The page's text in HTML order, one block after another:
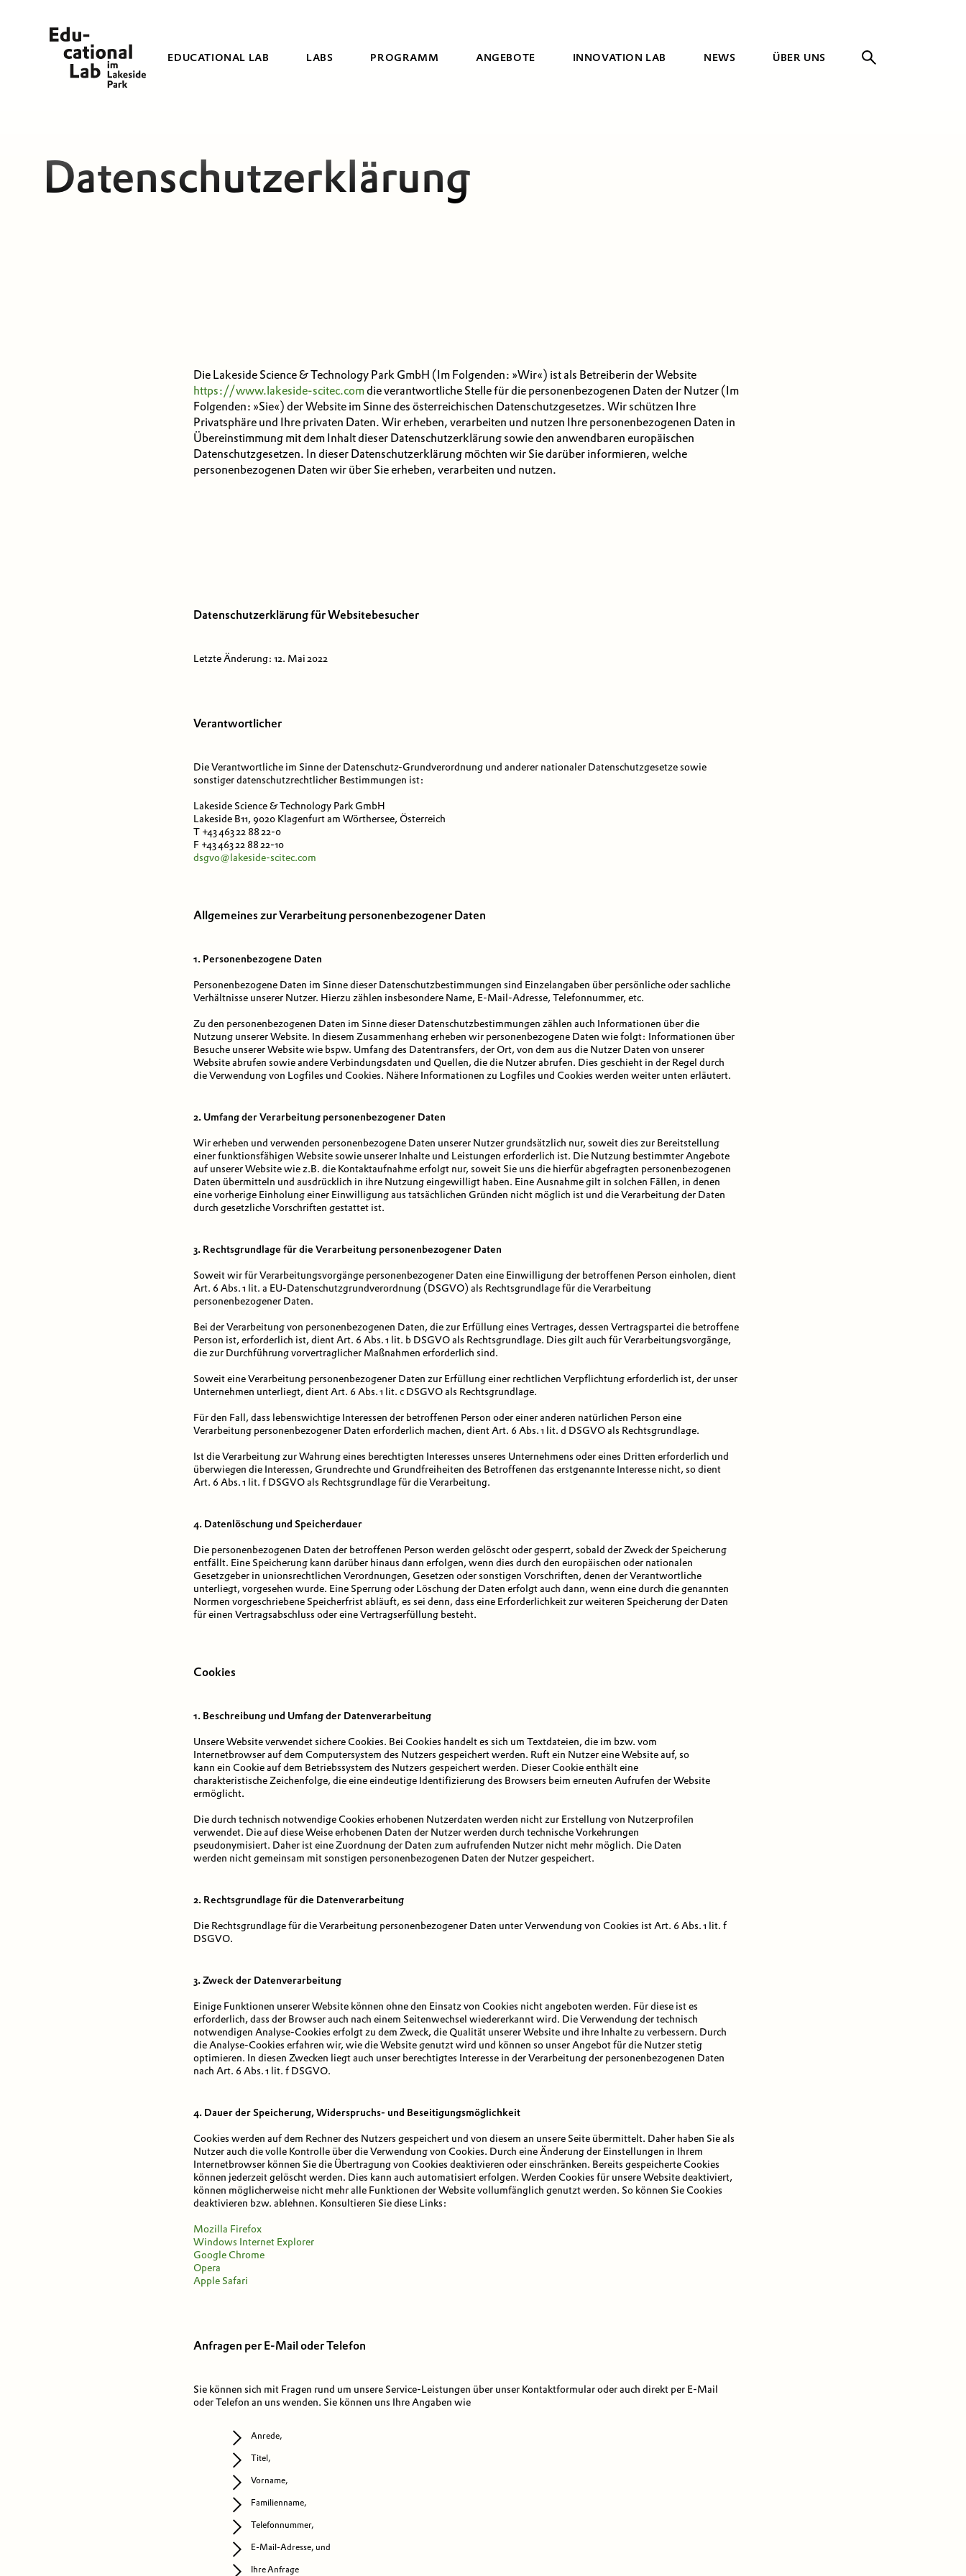
EDUCATIONAL LAB LABS PROGRAMM ANGEBOTE INNOVATION LAB NEWS ÜBER UNS
Datenschutzerklärung
Die Lakeside Science & Technology Park GmbH (Im Folgenden: »Wir«) ist als Betreiberin der Website
https://www.lakeside-scitec.comdie verantwortliche Stelle für die personenbezogenen Daten der Nutzer (Im
Folgenden: »Sie«) der Website im Sinne des österreichischen Datenschutzgesetzes. Wir schützen Ihre
Privatsphäre und Ihre privaten Daten. Wir erheben, verarbeiten und nutzen Ihre personenbezogenen Daten in
Übereinstimmung mit dem Inhalt dieser Datenschutzerklärung sowie den anwendbaren europäischen
Datenschutzgesetzen. In dieser Datenschutzerklärung möchten wir Sie darüber informieren, welche
personenbezogenen Daten wir über Sie erheben, verarbeiten und nutzen.
Datenschutzerklärung für Websitebesucher
Letzte Änderung: 12. Mai 2022
Verantwortlicher
Die Verantwortliche im Sinne der Datenschutz-Grundverordnung und anderer nationaler Datenschutzgesetze sowie
sonstiger datenschutzrechtlicher Bestimmungen ist:
Lakeside Science & Technology Park GmbH
Lakeside B11, 9020 Klagenfurt am Wörthersee, Österreich
T +43 463 22 88 22-0
F +43 463 22 88 22-10
dsgvo@lakeside-scitec.com
Allgemeines zur Verarbeitung personenbezogener Daten
1. Personenbezogene Daten
Personenbezogene Daten im Sinne dieser Datenschutzbestimmungen sind Einzelangaben über persönliche oder sachliche
Verhältnisse unserer Nutzer. Hierzu zählen insbesondere Name, E-Mail-Adresse, Telefonnummer, etc.
Zu den personenbezogenen Daten im Sinne dieser Datenschutzbestimmungen zählen auch Informationen über die
Nutzung unserer Website. In diesem Zusammenhang erheben wir personenbezogene Daten wie folgt: Informationen über
Besuche unserer Website wie bspw. Umfang des Datentransfers, der Ort, von dem aus die Nutzer Daten von unserer
Website abrufen sowie andere Verbindungsdaten und Quellen, die die Nutzer abrufen. Dies geschieht in der Regel durch
die Verwendung von Logfiles und Cookies. Nähere Informationen zu Logfiles und Cookies werden weiter unten erläutert.
2. Umfang der Verarbeitung personenbezogener Daten
Wir erheben und verwenden personenbezogene Daten unserer Nutzer grundsätzlich nur, soweit dies zur Bereitstellung
einer funktionsfähigen Website sowie unserer Inhalte und Leistungen erforderlich ist. Die Nutzung bestimmter Angebote
auf unserer Website wie z.B. die Kontaktaufnahme erfolgt nur, soweit Sie uns die hierfür abgefragten personenbezogenen
Daten übermitteln und ausdrücklich in ihre Nutzung eingewilligt haben. Eine Ausnahme gilt in solchen Fällen, in denen
eine vorherige Einholung einer Einwilligung aus tatsächlichen Gründen nicht möglich ist und die Verarbeitung der Daten
durch gesetzliche Vorschriften gestattet ist.
3. Rechtsgrundlage für die Verarbeitung personenbezogener Daten
Soweit wir für Verarbeitungsvorgänge personenbezogener Daten eine Einwilligung der betroffenen Person einholen, dient
Art. 6 Abs. 1 lit. a EU-Datenschutzgrundverordnung (DSGVO) als Rechtsgrundlage für die Verarbeitung
personenbezogener Daten.
Bei der Verarbeitung von personenbezogenen Daten, die zur Erfüllung eines Vertrages, dessen Vertragspartei die betroffene
Person ist, erforderlich ist, dient Art. 6 Abs. 1 lit. b DSGVO als Rechtsgrundlage. Dies gilt auch für Verarbeitungsvorgänge,
die zur Durchführung vorvertraglicher Maßnahmen erforderlich sind.
Soweit eine Verarbeitung personenbezogener Daten zur Erfüllung einer rechtlichen Verpflichtung erforderlich ist, der unser
Unternehmen unterliegt, dient Art. 6 Abs. 1 lit. c DSGVO als Rechtsgrundlage.
Für den Fall, dass lebenswichtige Interessen der betroffenen Person oder einer anderen natürlichen Person eine
Verarbeitung personenbezogener Daten erforderlich machen, dient Art. 6 Abs. 1 lit. d DSGVO als Rechtsgrundlage.
Ist die Verarbeitung zur Wahrung eines berechtigten Interesses unseres Unternehmens oder eines Dritten erforderlich und
überwiegen die Interessen, Grundrechte und Grundfreiheiten des Betroffenen das erstgenannte Interesse nicht, so dient
Art. 6 Abs. 1 lit. f DSGVO als Rechtsgrundlage für die Verarbeitung.
4. Datenlöschung und Speicherdauer
Die personenbezogenen Daten der betroffenen Person werden gelöscht oder gesperrt, sobald der Zweck der Speicherung
entfällt. Eine Speicherung kann darüber hinaus dann erfolgen, wenn dies durch den europäischen oder nationalen
Gesetzgeber in unionsrechtlichen Verordnungen, Gesetzen oder sonstigen Vorschriften, denen der Verantwortliche
unterliegt, vorgesehen wurde. Eine Sperrung oder Löschung der Daten erfolgt auch dann, wenn eine durch die genannten
Normen vorgeschriebene Speicherfrist abläuft, es sei denn, dass eine Erforderlichkeit zur weiteren Speicherung der Daten
für einen Vertragsabschluss oder eine Vertragserfüllung besteht.
Cookies
1. Beschreibung und Umfang der Datenverarbeitung
Unsere Website verwendet sichere Cookies. Bei Cookies handelt es sich um Textdateien, die im bzw. vom
Internetbrowser auf dem Computersystem des Nutzers gespeichert werden. Ruft ein Nutzer eine Website auf, so
kann ein Cookie auf dem Betriebssystem des Nutzers gespeichert werden. Dieser Cookie enthält eine
charakteristische Zeichenfolge, die eine eindeutige Identifizierung des Browsers beim erneuten Aufrufen der Website
ermöglicht.
Die durch technisch notwendige Cookies erhobenen Nutzerdaten werden nicht zur Erstellung von Nutzerprofilen
verwendet. Die auf diese Weise erhobenen Daten der Nutzer werden durch technische Vorkehrungen
pseudonymisiert. Daher ist eine Zuordnung der Daten zum aufrufenden Nutzer nicht mehr möglich. Die Daten
werden nicht gemeinsam mit sonstigen personenbezogenen Daten der Nutzer gespeichert.
2. Rechtsgrundlage für die Datenverarbeitung
Die Rechtsgrundlage für die Verarbeitung personenbezogener Daten unter Verwendung von Cookies ist Art. 6 Abs. 1 lit. f
DSGVO.
3. Zweck der Datenverarbeitung
Einige Funktionen unserer Website können ohne den Einsatz von Cookies nicht angeboten werden. Für diese ist es
erforderlich, dass der Browser auch nach einem Seitenwechsel wiedererkannt wird. Die Verwendung der technisch
notwendigen Analyse-Cookies erfolgt zu dem Zweck, die Qualität unserer Website und ihre Inhalte zu verbessern. Durch
die Analyse-Cookies erfahren wir, wie die Website genutzt wird und können so unser Angebot für die Nutzer stetig
optimieren. In diesen Zwecken liegt auch unser berechtigtes Interesse in der Verarbeitung der personenbezogenen Daten
nach Art. 6 Abs. 1 lit. f DSGVO.
4. Dauer der Speicherung, Widerspruchs- und Beseitigungsmöglichkeit
Cookies werden auf dem Rechner des Nutzers gespeichert und von diesem an unsere Seite übermittelt. Daher haben Sie als
Nutzer auch die volle Kontrolle über die Verwendung von Cookies. Durch eine Änderung der Einstellungen in Ihrem
Internetbrowser können Sie die Übertragung von Cookies deaktivieren oder einschränken. Bereits gespeicherte Cookies
können jederzeit gelöscht werden. Dies kann auch automatisiert erfolgen. Werden Cookies für unsere Website deaktiviert,
können möglicherweise nicht mehr alle Funktionen der Website vollumfänglich genutzt werden. So können Sie Cookies
deaktivieren bzw. ablehnen. Konsultieren Sie diese Links:
Mozilla Firefox
Windows Internet Explorer
Google Chrome
Opera
Apple Safari
Anfragen per E-Mail oder Telefon
Sie können sich mit Fragen rund um unsere Service-Leistungen über unser Kontaktformular oder auch direkt per E-Mail
oder Telefon an uns wenden. Sie können uns Ihre Angaben wie
Anrede,
Titel,
Vorname,
Familienname,
Telefonnummer,
E-Mail-Adresse, und
Ihre Anfrage